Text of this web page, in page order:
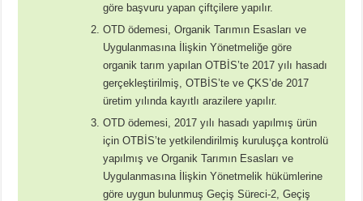
göre başvuru yapan çiftçilere yapılır.
OTD ödemesi, Organik Tarımın Esasları ve
Uygulanmasına İlişkin Yönetmeliğe göre
organik tarım yapılan OTBİS’te 2017 yılı hasadı
gerçekleştirilmiş, OTBİS’te ve ÇKS’de 2017
üretim yılında kayıtlı arazilere yapılır.
OTD ödemesi, 2017 yılı hasadı yapılmış ürün
için OTBİS’te yetkilendirilmiş kuruluşça kontrolü
yapılmış ve Organik Tarımın Esasları ve
Uygulanmasına İlişkin Yönetmelik hükümlerine
göre uygun bulunmuş Geçiş Süreci-2, Geçiş